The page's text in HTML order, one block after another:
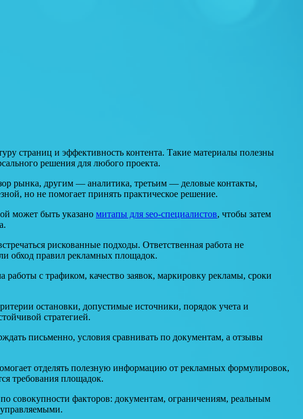
страниц и эффективность контента. Такие материалы полезны
решения для любого проекта.
рынка, другим — аналитика, третьим — деловые контакты,
но не помогает принять практическое решение.
может быть указано митапы для seo-специалистов, чтобы затем
рискованные подходы. Ответственная работа не
обход правил рекламных площадок.
с трафиком, качество заявок, маркировку рекламы, сроки
остановки, допустимые источники, порядок учета и
стратегией.
письменно, условия сравнивать по документам, а отзывы
отделять полезную информацию от рекламных формулировок,
требования площадок.
совокупности факторов: документам, ограничениям, реальным